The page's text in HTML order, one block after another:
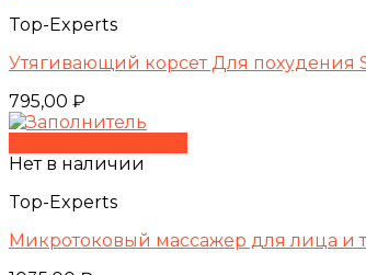
Top-Experts
Утягивающий корсет Для похудения
795,00 ₽
Нет в наличии
Top-Experts
Микротоковый массажер для лица и